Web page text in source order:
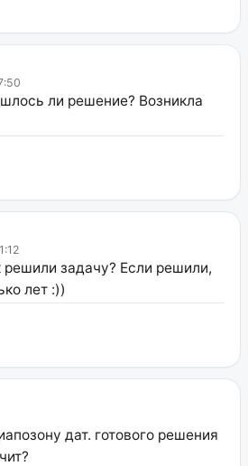
ли решение? Возникла
решили задачу? Если решили,
лет :))
дат. готового решения